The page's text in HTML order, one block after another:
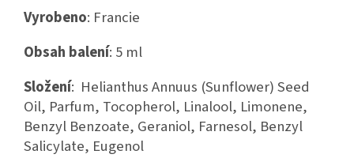
Vyrobeno: Francie
Obsah balení: 5 ml
Složení: Helianthus Annuus (Sunflower) Seed
Oil, Parfum, Tocopherol, Linalool, Limonene,
Benzyl Benzoate, Geraniol, Farnesol, Benzyl
Salicylate, Eugenol